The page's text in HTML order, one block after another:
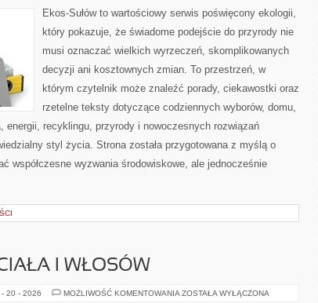
ŚRODOWISKA
Ekos-Sułów to wartościowy serwis poświęcony ekologii,
który pokazuje, że świadome podejście do przyrody nie
musi oznaczać wielkich wyrzeczeń, skomplikowanych
decyzji ani kosztownych zmian. To przestrzeń, w
którym czytelnik może znaleźć porady, ciekawostki oraz
rzetelne teksty dotyczące codziennych wyborów, domu,
energii, recyklingu, przyrody i nowoczesnych rozwiązań
styl życia. Strona została przygotowana z myślą o
współczesne wyzwania środowiskowe, ale jednocześnie
I WŁOSÓW
- 20 - 2026 MOŻLIWOŚĆ KOMENTOWANIA PIELĘGNACJA
ZOSTAŁA WYŁĄCZONA